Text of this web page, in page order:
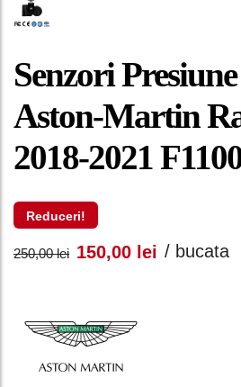
Senzori
Aston-Martin
2018-2021
Reduceri!
250,00lei Prețul
a
fost:
150,00 lei Prețul
/ bucata